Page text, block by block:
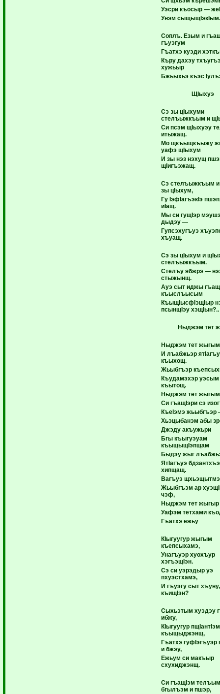
Уэсри къосыр —
Унэм сыщыщIэкIым.
Соплъ. Езым и
гъуэгум
Гъатхэ куэди
Къру дахэу
хужьыр
Бжьыхьэ къэс
ЩIыхуэ
Сэ зы цIыхуми
стелъыжкъым и
Си псэм щIыхуэу
итыжащ.
Мо щкъыщкъыжу
уафэ щIыхум
И зы нэз нэхущ
щIигъэжащ.
Сэ стелъыжкъым
зы цIыхум,
Гу IэфIагъэкIэ
иIащ.
Мы си гущIэр
дыдэу —
Гупсэхугъуэ
хъуащ.
Сэ зы цIыхум и
стелъыжкъым.
Стелъу ябжрэ —
стыжынщ.
Ауэ сыт иджы
къыслъысым
КъыщIысфIэщIыр
псынщIэу хэщIын?..
Ныджэм тет
Ныджэм тет жыгым
И лъабжьэр
къыхощ.
Жьыбгъэр
Къудамэхэр уэсым
къытощ.
Ныджэм тет жыгым
Си гъащIэри сэ
КъеIэмэ жьыбгъэр
Хьэцыбанэм абы
Джэду акъужьри
Бгы къыгуэуам
къыщыщIэпщам
Быдэу жыг
ЯтIагъуэ
хипщащ.
Вагъуэ
Жьыбгъэм ар
чэф,
Ныджэм тет жыгыр
Уафэм тетхами
Гъатхэ ежьу
КIыгуугур жыгым
къепсыхамэ,
Унагъуэр хуохъур
хэгъэщIэн.
Сэ си уэрэдыр уэ
пхуэстхамэ,
И гъуэгу сыт
къищIэн?
Сыхьэтым хуэдэу
ибжу,
КIыгуугур пщIантIэм
къыщыджэнщ,
Гъатхэ гуфIэгъуэр
и бжэу,
Ежьум си макъыр
схухиджэнщ.
Си гъащIэм телъым
бгылъэм и пшэр,